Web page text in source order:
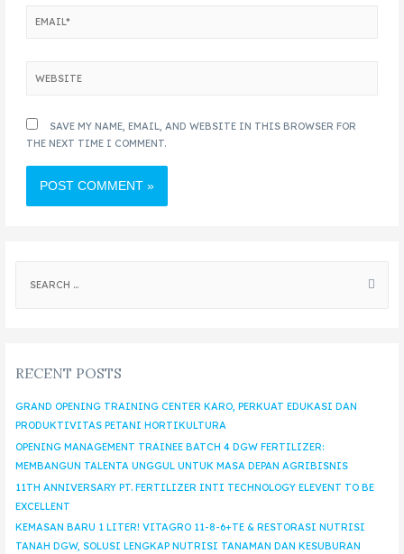
SAVE MY NAME, EMAIL, AND WEBSITE IN THIS BROWSER FOR
THE NEXT TIME I COMMENT.
RECENT POSTS
GRAND OPENING TRAINING CENTER KARO, PERKUAT EDUKASI DAN
PRODUKTIVITAS PETANI HORTIKULTURA
OPENING MANAGEMENT TRAINEE BATCH 4 DGW FERTILIZER:
MEMBANGUN TALENTA UNGGUL UNTUK MASA DEPAN AGRIBISNIS
11TH ANNIVERSARY PT. FERTILIZER INTI TECHNOLOGY ELEVENT TO BE
EXCELLENT
KEMASAN BARU 1 LITER! VITAGRO 11-8-6+TE & RESTORASI NUTRISI
TANAH DGW, SOLUSI LENGKAP NUTRISI TANAMAN DAN KESUBURAN